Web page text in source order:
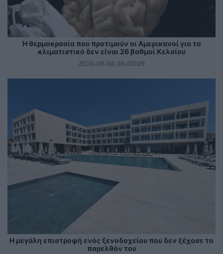
Η θερμοκρασία που προτιμούν οι Αμερικανοί για το
κλιματιστικό δεν είναι 26 βαθμοί Κελσίου
2026-08-06 06:00:09
Η μεγάλη επιστροφή ενός ξενοδοχείου που δεν ξέχασε το
παρελθόν του